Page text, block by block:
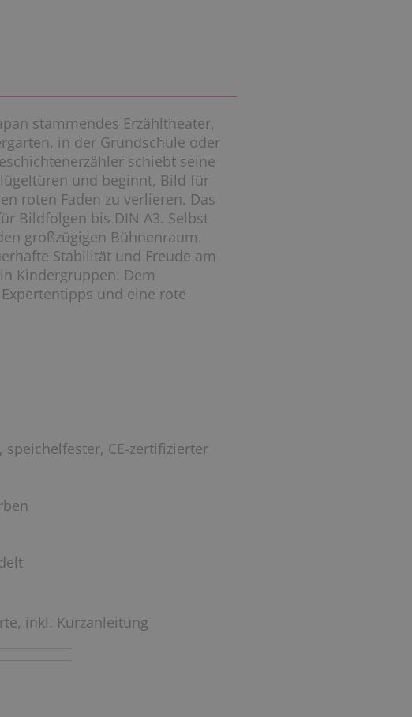
stammendes Erzähltheater,
in der Grundschule oder
schiebt seine
und beginnt, Bild für
roten Faden zu verlieren. Das
Bildfolgen bis DIN A3. Selbst
großzügigen Bühnenraum.
Stabilität und Freude am
Kindergruppen. Dem
und eine rote
CE-zertifizierter
inkl. Kurzanleitung